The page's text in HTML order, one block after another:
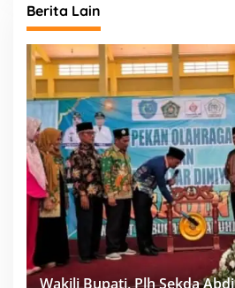
Berita Lain
Wakili Bupati, Plh Sekda